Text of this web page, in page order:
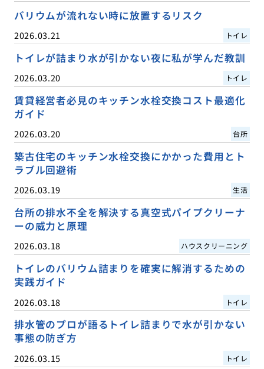
バリウムが流れない時に放置するリスク
2026.03.21 トイレ
トイレが詰まり水が引かない夜に私が学んだ教訓
2026.03.20 トイレ
賃貸経営者必見のキッチン水栓交換コスト最適化
ガイド
2026.03.20 台所
築古住宅のキッチン水栓交換にかかった費用とト
ラブル回避術
2026.03.19 生活
台所の排水不全を解決する真空式パイプクリーナ
ーの威力と原理
2026.03.18 ハウスクリーニング
トイレのバリウム詰まりを確実に解消するための
実践ガイド
2026.03.18 トイレ
排水管のプロが語るトイレ詰まりで水が引かない
事態の防ぎ方
2026.03.15 トイレ